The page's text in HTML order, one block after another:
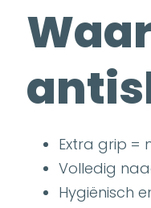
Extra grip =
Volledig
Hygiënisch